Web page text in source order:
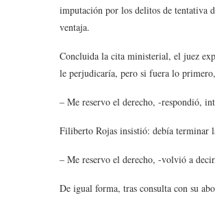
imputación por los delitos de tentativa
ventaja.
Concluida la cita ministerial, el juez
le perjudicaría, pero si fuera lo
– Me reservo el derecho, -respondió,
Filiberto Rojas insistió: debía terminar
– Me reservo el derecho, -volvió a
De igual forma, tras consulta con su